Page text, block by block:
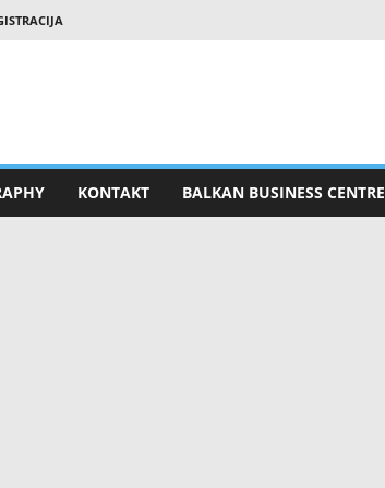
KONTAKT BALKAN BUSINESS CENTRE